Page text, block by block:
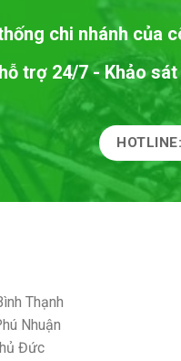
chi nhánh của
trợ 24/7 - Khảo
Thạnh
Nhuận
Đức